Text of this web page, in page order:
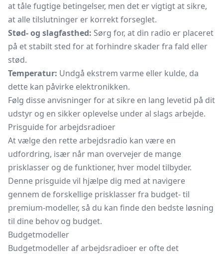
at tåle fugtige betingelser, men det er vigtigt at sikre,
at alle tilslutninger er korrekt forseglet.
Stød- og slagfasthed: Sørg for, at din radio er placeret
på et stabilt sted for at forhindre skader fra fald eller
stød.
Temperatur: Undgå ekstrem varme eller kulde, da
dette kan påvirke elektronikken.
Følg disse anvisninger for at sikre en lang levetid på dit
udstyr og en sikker oplevelse under al slags arbejde.
Prisguide for arbejdsradioer
At vælge den rette arbejdsradio kan være en
udfordring, især når man overvejer de mange
prisklasser og de funktioner, hver model tilbyder.
Denne prisguide vil hjælpe dig med at navigere
gennem de forskellige prisklasser fra budget- til
premium-modeller, så du kan finde den bedste løsning
til dine behov og budget.
Budgetmodeller
Budgetmodeller af arbejdsradioer er ofte det